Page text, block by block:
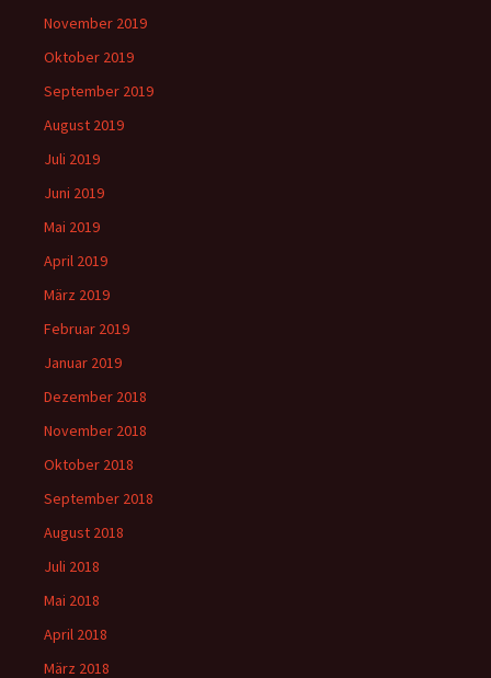
November 2019
Oktober 2019
September 2019
August 2019
Juli 2019
Juni 2019
Mai 2019
April 2019
März 2019
Februar 2019
Januar 2019
Dezember 2018
November 2018
Oktober 2018
September 2018
August 2018
Juli 2018
Mai 2018
April 2018
März 2018